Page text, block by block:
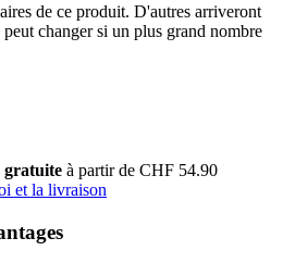
de ce produit. D'autres arriveront
changer si un plus grand nombre
gratuite à partir de CHF 54.90
et la livraison